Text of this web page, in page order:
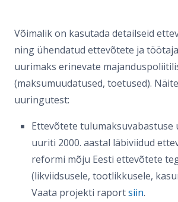
Võimalik on kasutada detailseid
ning ühendatud ettevõtete ja
uurimaks erinevate
(maksumuudatused, toetused).
uuringutest:
Ettevõtete tulumaksuvabastuse
uuriti 2000. aastal läbiviidud
reformi mõju Eesti ettevõtete
(likviidsusele, tootlikkusele,
Vaata projekti raportsiin.